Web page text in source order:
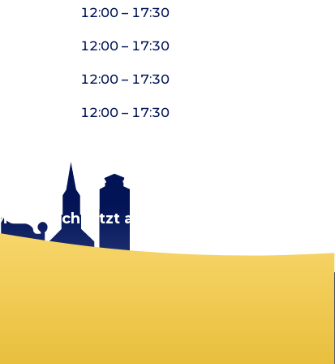
12:00 – 17:30
12:00 – 17:30
12:00 – 17:30
12:00 – 17:30
Melde dich jetzt an!